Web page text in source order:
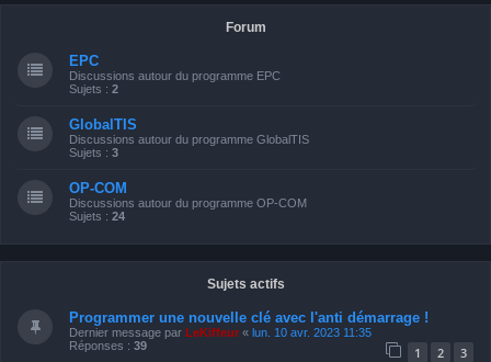
Forum
EPC
Discussions autour du programme EPC
Sujets : 2
GlobalTIS
Discussions autour du programme GlobalTIS
Sujets : 3
OP-COM
Discussions autour du programme OP-COM
Sujets : 24
Sujets actifs
Programmer une nouvelle clé avec l'anti démarrage !
Dernier message par LeKiffeur « lun. 10 avr. 2023 11:35
Réponses : 39 1 2 3